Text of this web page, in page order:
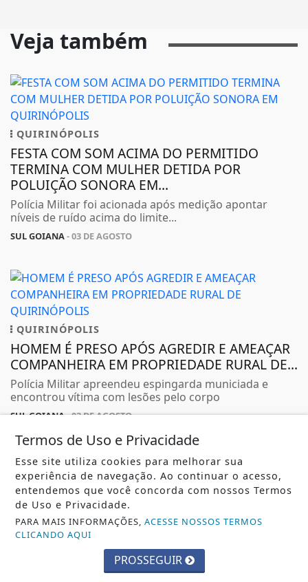
Veja também
QUIRINÓPOLIS
FESTA COM SOM ACIMA DO PERMITIDO
TERMINA COM MULHER DETIDA POR
POLUIÇÃO SONORA EM...
Polícia Militar foi acionada após medição apontar
níveis de ruído acima do limite...
SUL GOIANA- 03 DE AGOSTO
QUIRINÓPOLIS
HOMEM É PRESO APÓS AGREDIR E AMEAÇAR
COMPANHEIRA EM PROPRIEDADE RURAL DE...
Polícia Militar apreendeu espingarda municiada e
encontrou vítima com lesões pelo corpo
SUL GOIANA- 03 DE AGOSTO
QUIRINÓPOLIS
COLISÃO ENTRE DUAS MOTOCICLETAS DEIXA
JOVEM FERIDO NO CENTRO DE
QUIRINÓPOLIS
Acidente ocorreu no cruzamento da Avenida Rui
Barbosa com a Rua 7 de Setembro
Termos de Uso e Privacidade
Esse site utiliza cookies para melhorar sua
experiência de navegação. Ao continuar o acesso,
entendemos que você concorda com nossos Termos
de Uso e Privacidade.
PARA MAIS INFORMAÇÕES,ACESSE NOSSOS TERMOS
CLICANDO AQUI
PROSSEGUIR